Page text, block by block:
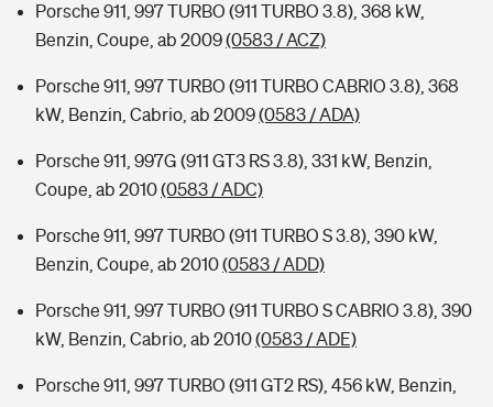
Porsche 911, 997 TURBO (911 TURBO 3.8), 368 kW,
Benzin, Coupe, ab 2009(0583 / ACZ)
Porsche 911, 997 TURBO (911 TURBO CABRIO 3.8), 368
kW, Benzin, Cabrio, ab 2009(0583 / ADA)
Porsche 911, 997G (911 GT3 RS 3.8), 331 kW, Benzin,
Coupe, ab 2010(0583 / ADC)
Porsche 911, 997 TURBO (911 TURBO S 3.8), 390 kW,
Benzin, Coupe, ab 2010(0583 / ADD)
Porsche 911, 997 TURBO (911 TURBO S CABRIO 3.8), 390
kW, Benzin, Cabrio, ab 2010(0583 / ADE)
Porsche 911, 997 TURBO (911 GT2 RS), 456 kW, Benzin,